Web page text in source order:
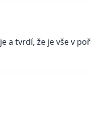
a tvrdí, že je vše v